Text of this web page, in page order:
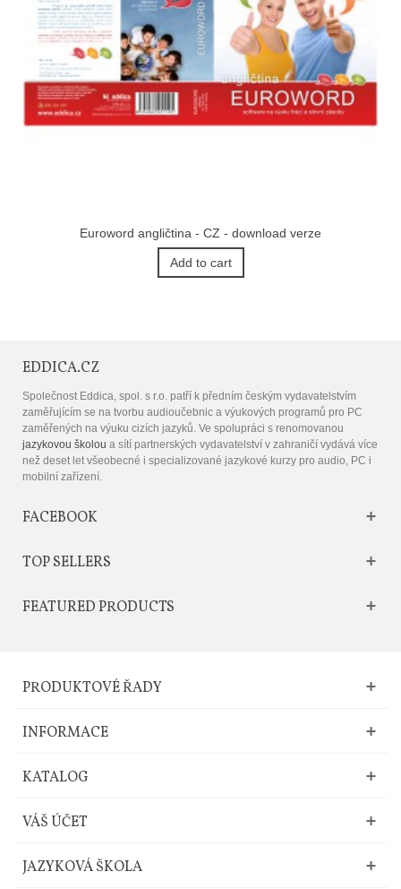
Euroword angličtina - CZ - download verze
Add to cart
EDDICA.CZ
Společnost Eddica, spol. s r.o. patří k předním českým vydavatelstvím
zaměřujícím se na tvorbu audioučebnic a výukových programů pro PC
zaměřených na výuku cizích jazyků. Ve spolupráci s renomovanou
jazykovou školou a sítí partnerských vydavatelství v zahraničí vydává více
než deset let všeobecné i specializované jazykové kurzy pro audio, PC i
mobilní zařízení.
FACEBOOK
TOP SELLERS
FEATURED PRODUCTS
PRODUKTOVÉ ŘADY
INFORMACE
KATALOG
VÁŠ ÚČET
JAZYKOVÁ ŠKOLA